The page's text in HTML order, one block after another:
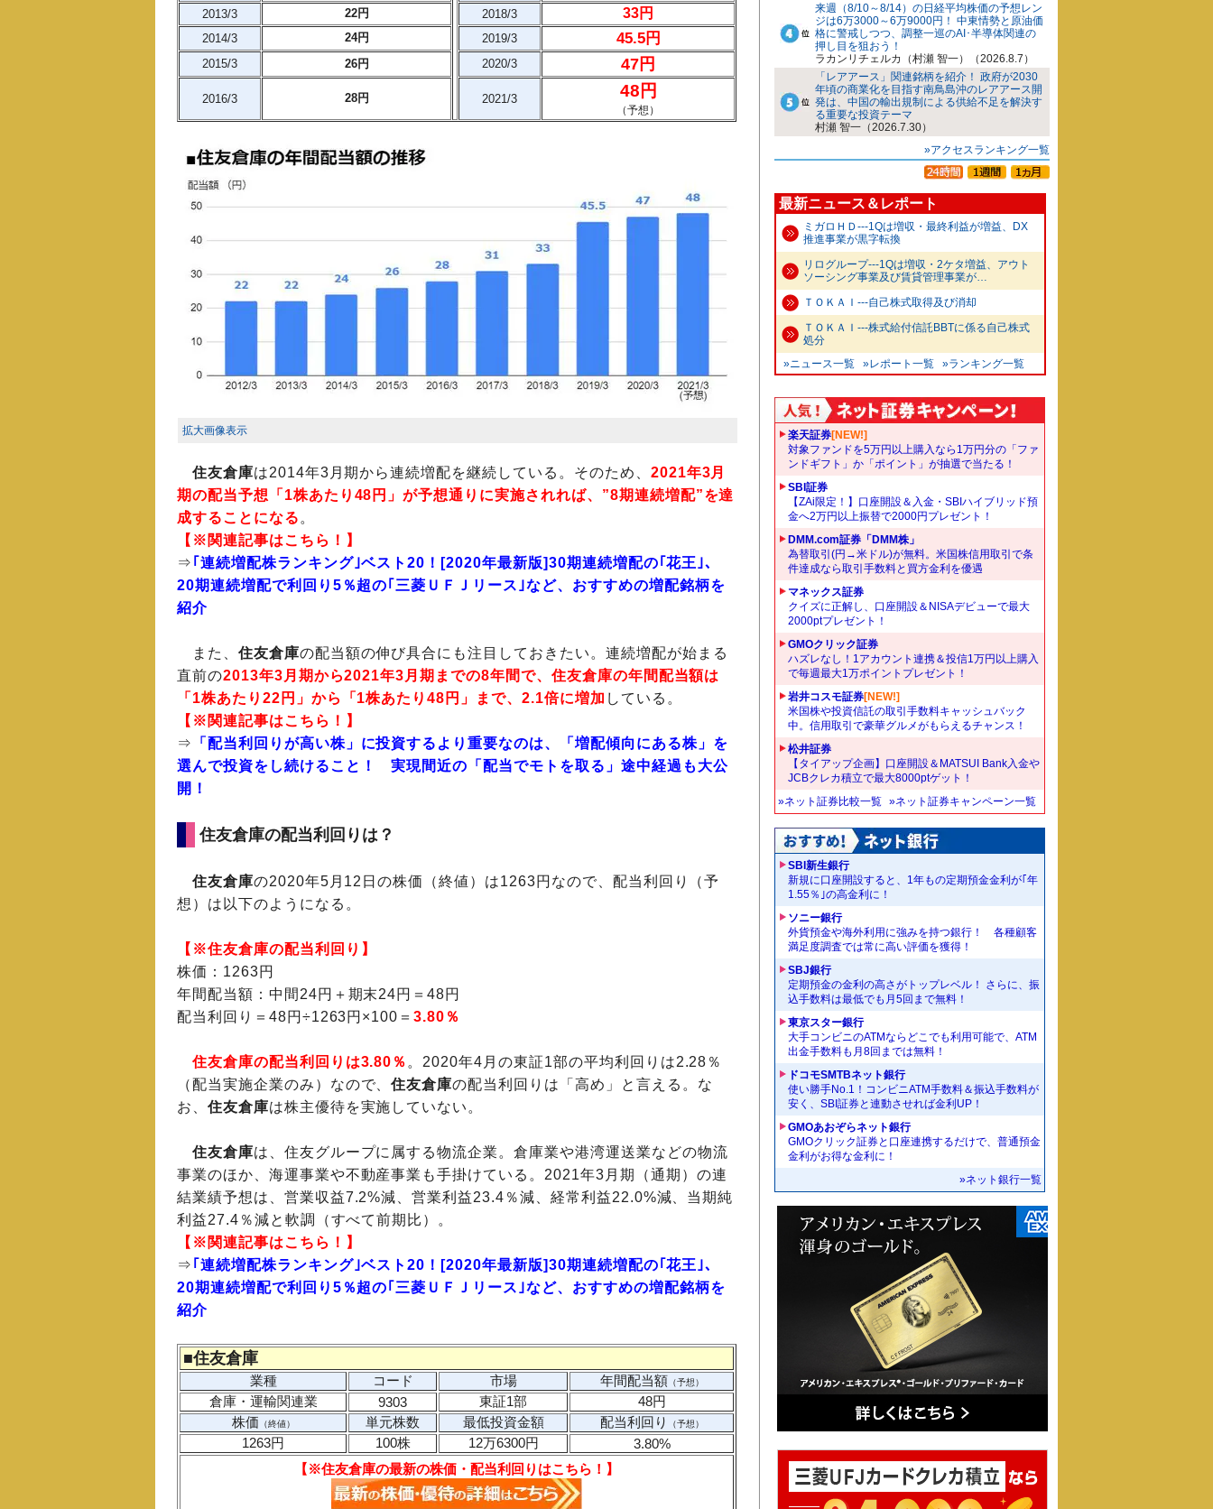
2013/3 22円 2018/3 33円
2014/3 24円 2019/3 45.5円
2015/3 26円 2020/3 47円
2016/3 28円 2021/3 48円
（予想）
拡大画像表示
住友倉庫は2014年3月期から連続増配を継続している。そのため、 2021年3月
期の配当予想「1株あたり48円」が予想通りに実施されれば、”8期連続増配”を達
成することになる 。
【※関連記事はこちら！】
⇒ ｢連続増配株ランキング｣ベスト20！[2020年最新版]30期連続増配の｢花王｣、
20期連続増配で利回り5％超の｢三菱ＵＦＪリース｣など、おすすめの増配銘柄を
紹介
また、 住友倉庫の配当額の伸び具合にも注目しておきたい。連続増配が始まる
直前の2013年3月期から2021年3月期までの8年間で、住友倉庫の年間配当額は
「1株あたり22円」から「1株あたり48円」まで、2.1倍に増加 している。
【※関連記事はこちら！】
⇒
「配当利回りが高い株」に投資するより重要なのは、「増配傾向にある株」を
選んで投資をし続けること！ 実現間近の「配当でモトを取る」途中経過も大公
開！
住友倉庫の配当利回りは？
住友倉庫の2020年5月12日の株価（終値）は1263円なので、配当利回り（予
想）は以下のようになる。
【※住友倉庫の配当利回り】
株価：1263円
年間配当額：中間24円＋期末24円＝48円
配当利回り＝48円÷1263円×100＝3.80％
住友倉庫の配当利回りは3.80％ 。2020年4月の東証1部の平均利回りは2.28％
（配当実施企業のみ）なので、住友倉庫の配当利回りは「高め」と言える。な
お、 住友倉庫は株主優待を実施していない。
住友倉庫は、住友グループに属する物流企業。倉庫業や港湾運送業などの物流
事業のほか、海運事業や不動産事業も手掛けている。2021年3月期（通期）の連
結業績予想は、営業収益7.2%減、営業利益23.4％減、経常利益22.0%減、当期純
利益27.4％減と軟調（すべて前期比）。
【※関連記事はこちら！】
⇒ ｢連続増配株ランキング｣ベスト20！[2020年最新版]30期連続増配の｢花王｣、
20期連続増配で利回り5％超の｢三菱ＵＦＪリース｣など、おすすめの増配銘柄を
紹介
■住友倉庫
業種 コード 市場 年間配当額 （予想）
倉庫・運輸関連業 9303 東証1部
48円
株価 （終値） 単元株数 最低投資金額 配当利回り （予想）
1263円 100株 12万6300円
3.80%
【※住友倉庫の最新の株価・配当利回りはこちら！】
来週（8/10～8/14）の日経平均株価の予想レン
ジは6万3000～6万9000円！ 中東情勢と原油価
格に警戒しつつ、調整一巡のAI･半導体関連の
押し目を狙おう！
ラカンリチェルカ（村瀬 智一）（2026.8.7）
「レアアース」関連銘柄を紹介！ 政府が2030
年頃の商業化を目指す南鳥島沖のレアアース開
発は、中国の輸出規制による供給不足を解決す
る重要な投資テーマ
村瀬 智一（2026.7.30）
»アクセスランキング一覧
最新ニュース＆レポート
ミガロＨＤ---1Qは増収・最終利益が増益、DX
推進事業が黒字転換
リログループ---1Qは増収・2ケタ増益、アウト
ソーシング事業及び賃貸管理事業が…
ＴＯＫＡＩ---自己株式取得及び消却
ＴＯＫＡＩ---株式給付信託BBTに係る自己株式
処分
»ニュース一覧
»レポート一覧 »ランキング一覧
楽天証券[NEW!]
対象ファンドを5万円以上購入なら1万円分の「ファ
ンドギフト」か「ポイント」が抽選で当たる！
SBI証券
【ZAi限定！】口座開設＆入金・SBIハイブリッド預
金へ2万円以上振替で2000円プレゼント！
DMM.com証券「DMM株」
為替取引(円→米ドル)が無料。米国株信用取引で条
件達成なら取引手数料と買方金利を優遇
マネックス証券
クイズに正解し、口座開設＆NISAデビューで最大
2000ptプレゼント！
GMOクリック証券
ハズレなし！1アカウント連携＆投信1万円以上購入
で毎週最大1万ポイントプレゼント！
岩井コスモ証券[NEW!]
米国株や投資信託の取引手数料キャッシュバック
中。信用取引で豪華グルメがもらえるチャンス！
松井証券
【タイアップ企画】口座開設＆MATSUI Bank入金や
JCBクレカ積立で最大8000ptゲット！
»ネット証券比較一覧 »ネット証券キャンペーン一覧
SBI新生銀行
新規に口座開設すると、1年もの定期預金金利が｢年
1.55％｣の高金利に！
ソニー銀行
外貨預金や海外利用に強みを持つ銀行！ 各種顧客
満足度調査では常に高い評価を獲得！
SBJ銀行
定期預金の金利の高さがトップレベル！ さらに、振
込手数料は最低でも月5回まで無料！
東京スター銀行
大手コンビニのATMならどこでも利用可能で、ATM
出金手数料も月8回までは無料！
ドコモSMTBネット銀行
使い勝手No.1！コンビニATM手数料＆振込手数料が
安く、SBI証券と連動させれば金利UP！
GMOあおぞらネット銀行
GMOクリック証券と口座連携するだけで、普通預金
金利がお得な金利に！
»ネット銀行一覧